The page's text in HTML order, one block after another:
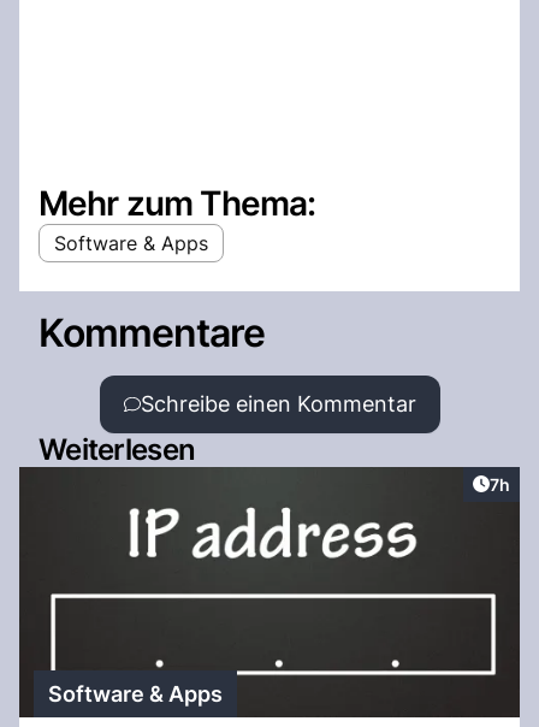
Mehr zum Thema:
Software & Apps
Kommentare
Schreibe einen Kommentar
Weiterlesen
7h
Software & Apps